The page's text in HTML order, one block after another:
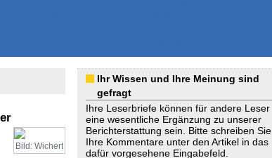
Bild: Wichert
Ihr Wissen und Ihre Meinung sind
gefragt
Ihre Leserbriefe können für andere Leser
eine wesentliche Ergänzung zu unserer
Berichterstattung sein. Bitte schreiben Sie
Ihre Kommentare unter den Artikel in das
dafür vorgesehene Eingabefeld.